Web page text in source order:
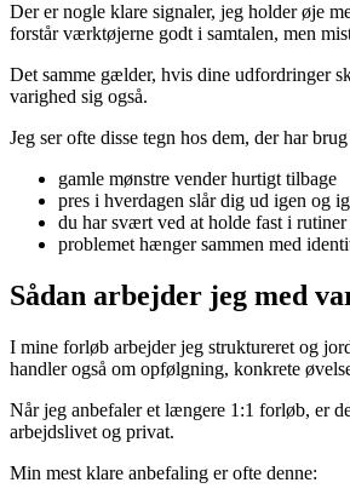
Der er nogle klare signaler, jeg holder øje
forstår værktøjerne godt i samtalen, men
Det samme gælder, hvis dine udfordringer
varighed sig også.
Jeg ser ofte disse tegn hos dem, der har
gamle mønstre vender hurtigt tilbage
pres i hverdagen slår dig ud igen og
du har svært ved at holde fast i rutiner
problemet hænger sammen med
Sådan arbejder jeg med
I mine forløb arbejder jeg struktureret og
handler også om opfølgning, konkrete
Når jeg anbefaler et længere 1:1 forløb, er
arbejdslivet og privat.
Min mest klare anbefaling er ofte denne: